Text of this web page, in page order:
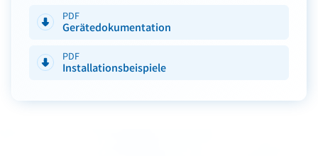
PDF
Gerätedokumentation
PDF
Installationsbeispiele